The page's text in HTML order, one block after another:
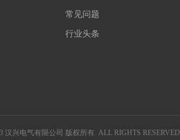
常见问题
行业头条
汉兴电气有限公司 版权所有. ALL RIGHTS RESERVED.